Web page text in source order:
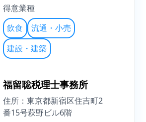
得意業種
飲食
流通・小売
建設・建築
福留聡税理士事務所
住所：東京都新宿区住吉町2
番15号萩野ビル6階